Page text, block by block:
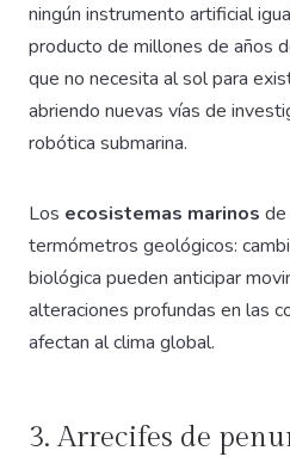
ningún instrumento artificial
producto de millones de años
que no necesita al sol para
abriendo nuevas vías de
robótica submarina.
Los ecosistemas marinos
termómetros geológicos:
biológica pueden anticipar
alteraciones profundas en las
afectan al clima global.
3. Arrecifes de